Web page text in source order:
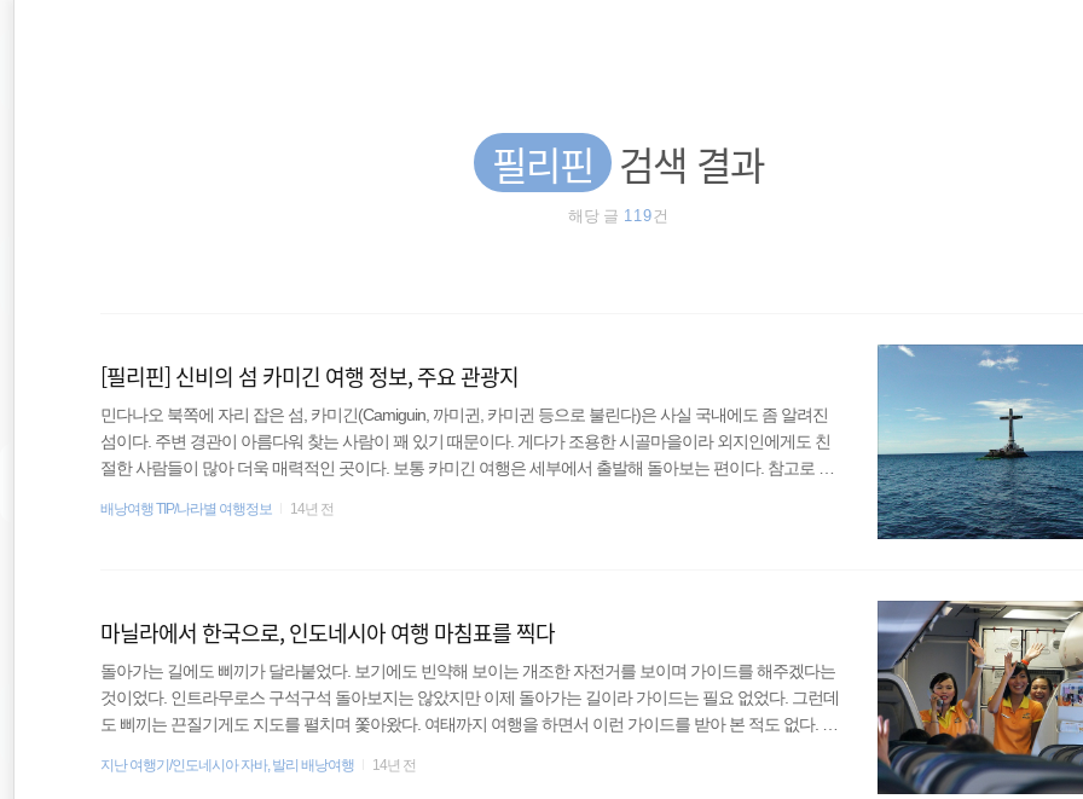
필리핀 검색 결과
해당 글 119건
[필리핀] 신비의 섬 카미긴 여행 정보, 주요 관광지
민다나오 북쪽에 자리 잡은 섬, 카미긴(Camiguin, 까미귄, 카미귄 등으로 불린다)은 사실 국내에도 좀 알려진
섬이다. 주변 경관이 아름다워 찾는 사람이 꽤 있기 때문이다. 게다가 조용한 시골마을이라 외지인에게도 친
절한 사람들이 많아 더욱 매력적인 곳이다. 보통 카미긴 여행은 세부에서 출발해 돌아보는 편이다. 참고로 이
홀섬을 지나면 도착할 수 있는 섬이다 이동 방법 카미긴은 경비행기를 타고 가면 세부에서 1시도 걸리지 않을
배낭여행 TIP/나라별 여행정보 14년 전
마닐라에서 한국으로, 인도네시아 여행 마침표를 찍다
돌아가는 길에도 삐끼가 달라붙었다. 보기에도 빈약해 보이는 개조한 자전거를 보이며 가이드를 해주겠다는
것이었다. 인트라무로스 구석구석 돌아보지는 않았지만 이제 돌아가는 길이라 가이드는 필요 없었다. 그런데
도 삐끼는 끈질기게도 지도를 펼치며 쫓아왔다. 여태까지 여행을 하면서 이런 가이드를 받아 본 적도 없다. 그
던 삐끼는 한참을 따라오더니 겨우 갔다. 이제 인트라무로스를 빠져 나가 게스트하우스가 있던 말라떼 거리로
지난 여행기/인도네시아 자바, 발리 배낭여행 14년 전
배낭여행
travel
동남아시아
세계여행
세계일주